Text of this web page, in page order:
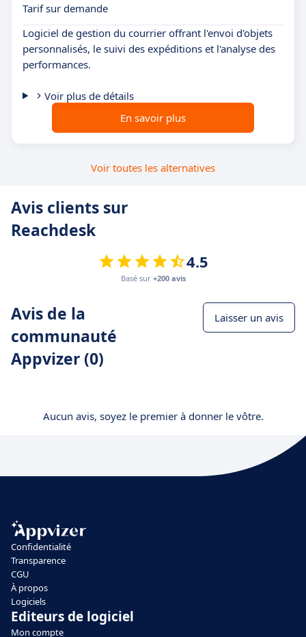
Tarif sur demande
Logiciel de gestion du courrier offrant l'envoi d'objets
personnalisés, le suivi des expéditions et l'analyse des
performances.
Voir plus de détails
En savoir plus
Voir toutes les alternatives
Avis clients sur
Reachdesk
4.5
Basé sur +200 avis
Avis de la
communauté
Appvizer (0)
Laisser un avis
Aucun avis, soyez le premier à donner le vôtre.
Confidentialité
Transparence
CGU
À propos
Logiciels
Editeurs de logiciel
Mon compte